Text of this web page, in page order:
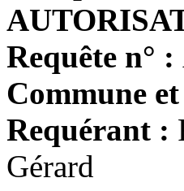
Requête n° :
Commune
Requérant :
Gérard